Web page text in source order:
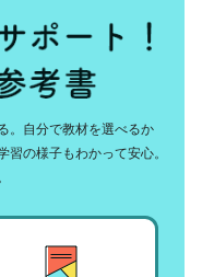
。自分で教材を選べるか
習の様子もわかって安心。